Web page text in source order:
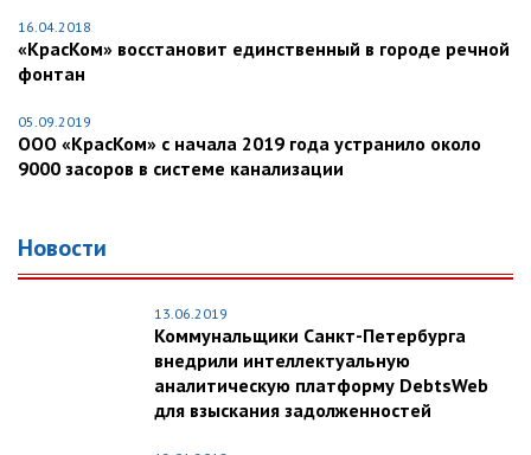
16.04.2018
«КрасКом» восстановит единственный в городе речной
фонтан
05.09.2019
ООО «КрасКом» с начала 2019 года устранило около
9000 засоров в системе канализации
Новости
13.06.2019
Коммунальщики Санкт-Петербурга
внедрили интеллектуальную
аналитическую платформу DebtsWeb
для взыскания задолженностей